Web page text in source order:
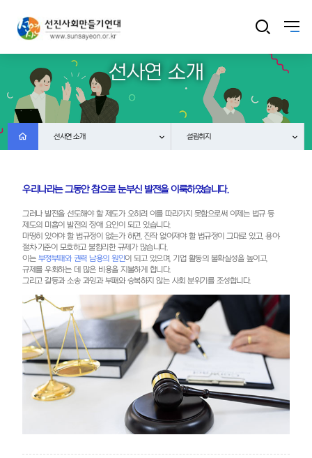
선사연 소개
선사연 소개 설립취지
우리나라는 그동안 참으로 눈부신 발전을 이룩하였습니다.
그러나 발전을 선도해야 할 제도가 오히려 이를 따라가지 못함으로써 이제는 법규 등
제도의 미흡이 발전의 장애 요인이 되고 있습니다.
마땅히 있어야 할 법규정이 없는가 하면, 진작 없어져야 할 법규정이 그대로 있고, 용어∙
절차∙기준이 모호하고 불합리한 규제가 많습니다.
이는 부정부패와 권력 남용의 원인이 되고 있으며, 기업 활동의 불확실성을 높이고,
규제를 우회하는 데 많은 비용을 지불하게 합니다.
그리고 갈등과 소송 과잉과 부패와 승복하지 않는 사회 분위기를 조성합니다.